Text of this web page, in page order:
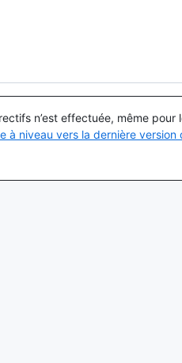
n’est effectuée, même pour
à niveau vers la dernière version